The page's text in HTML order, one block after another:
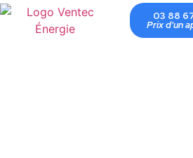
03 88
Prix d'un